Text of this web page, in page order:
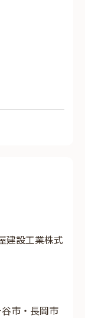
建設工業株式
市・長岡市